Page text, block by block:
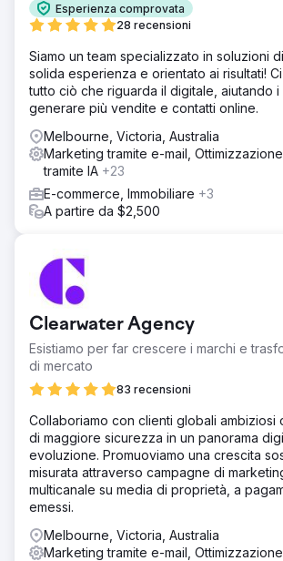
Esperienza comprovata
28 recensioni
Siamo un team specializzato in soluzioni
solida esperienza e orientato ai risultati!
tutto ciò che riguarda il digitale, aiutando i
generare più vendite e contatti online.
Melbourne, Victoria, Australia
Marketing tramite e-mail,
tramite IA +23
E-commerce, Immobiliare +3
A partire da $2,500
Clearwater Agency
Esistiamo per far crescere i marchi e
di mercato
83 recensioni
Collaboriamo con clienti globali ambiziosi
di maggiore sicurezza in un panorama
evoluzione. Promuoviamo una crescita
misurata attraverso campagne di
multicanale su media di proprietà, a
emessi.
Melbourne, Victoria, Australia
Marketing tramite e-mail,